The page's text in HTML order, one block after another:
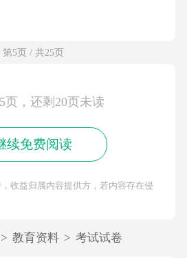
第5页 / 共25页
页，还剩20页未读
续免费阅读
收益归属内容提供方，若内容存在侵
> 教育资料 > 考试试卷